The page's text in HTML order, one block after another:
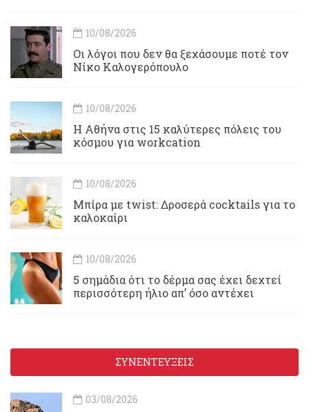
10/08/2026
Οι λόγοι που δεν θα ξεχάσουμε ποτέ τον
Νίκο Καλογερόπουλο
10/08/2026
Η Αθήνα στις 15 καλύτερες πόλεις του
κόσμου για workcation
10/08/2026
Μπίρα με twist: Δροσερά cocktails για το
καλοκαίρι
10/08/2026
5 σημάδια ότι το δέρμα σας έχει δεχτεί
περισσότερη ήλιο απ’ όσο αντέχει
ΣΥΝΕΝΤΕΥΞΕΙΣ
03/08/2026